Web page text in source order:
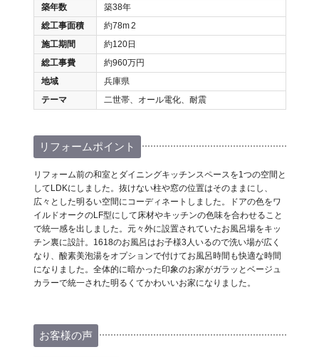
築年数
築38年
総工事面積
約78m2
施工期間
約120日
総工事費
約960万円
地域
兵庫県
テーマ
二世帯、オール電化、耐震
リフォームポイント
リフォーム前の和室とダイニングキッチンスペースを1つの空間と
してLDKにしました。抜けない柱や窓の位置はそのままにし、
広々とした明るい空間にコーディネートしました。ドアの色をワ
イルドオークのLF型にして床材やキッチンの色味を合わせること
で統一感を出しました。元々外に設置されていたお風呂場をキッ
チン裏に設計。1618のお風呂はお子様3人いるので洗い場が広く
なり、酸素美泡湯をオプションで付けてお風呂時間も快適な時間
になりました。全体的に暗かった印象のお家がガラッとベージュ
カラーで統一された明るくてかわいいお家になりました。
お客様の声